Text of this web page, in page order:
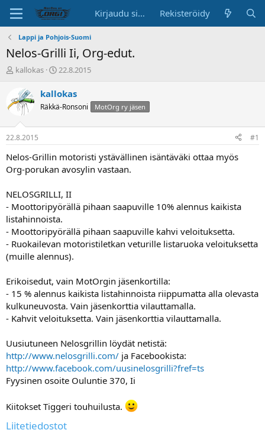
Kirjaudu sisään Rekisteröidy
Lappi ja Pohjois-Suomi
Nelos-Grilli Ii, Org-edut.
K
k
u
s
t
e
l
n
l
o
i
t
t
a
j
kallokas
A
o
t
p
ä
v
22.8.2015
kallokas
Räkkä-Ronsoni MotOrg ry jäsen
22.8.2015 #1
Nelos-Grillin motoristi ystävällinen isäntäväki ottaa myös
Org-porukan avosylin vastaan.
NELOSGRILLI, II
- Moottoripyörällä pihaan saapuville 10% alennus kaikista
listahinnoista.
- Moottoripyörällä pihaan saapuville kahvi veloituksetta.
- Ruokailevan motoristiletkan veturille listaruoka veloituksetta
(muille alennus).
Erikoisedut, vain MotOrgin jäsenkortilla:
- 15 % alennus kaikista listahinnoista riippumatta alla olevasta
kulkuneuvosta. Vain jäsenkorttia vilauttamalla.
- Kahvit veloituksetta. Vain jäsenkorttia vilauttamalla.
Uusiutuneen Nelosgrillin löydät netistä:
http://www.nelosgrilli.com/ ja Facebookista:
http://www.facebook.com/uusinelosgrilli?fref=ts
Fyysinen osoite Ouluntie 370, Ii
Kiitokset Tiggeri touhuilusta.
Liitetiedostot